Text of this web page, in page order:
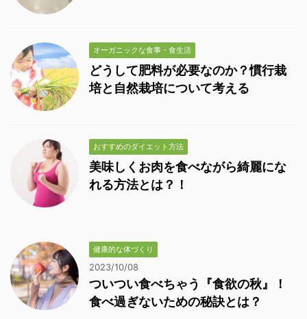
オーガニックな食事・食生活
どうして肥料が必要なのか？慣行栽
培と自然栽培について考える
おすすめのダイエット方法
美味しくお肉を食べながら綺麗にな
れる方法とは？！
健康的な体づくり
2023/10/08
ついつい食べちゃう『食欲の秋』！
食べ過ぎないための秘訣とは？